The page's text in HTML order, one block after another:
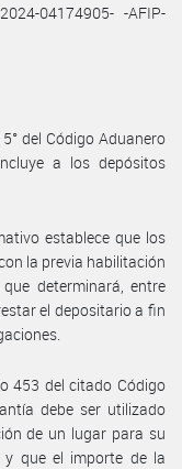
04174905- -AFIP-
del Código Aduanero
a los depósitos
establece que los
la previa habilitación
determinará, entre
el depositario a fin
453 del citado Código
debe ser utilizado
de un lugar para su
y que el importe de la